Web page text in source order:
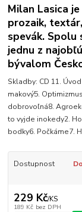
Milan Lasica
prozaik,
spevák.
jednu z
bývalom
Skladby: CD 11.
makový5.
dobrovoľná8.
to vyjde inokedy2.
bodky6. Počkáme7.
Dostupnost
229 Kč/KS
189 Kč bez DPH